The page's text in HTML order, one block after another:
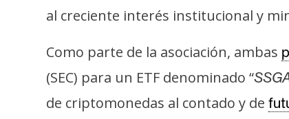
s
C
o
n
al creciente interés institucional y
Como parte de la asociación, ambas
(SEC) para un ETF denominado “
de criptomonedas al contado y de